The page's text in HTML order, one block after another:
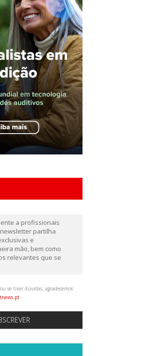
a profissionais
partilha
e
mão, bem como
relevantes que se
se tiver dúvidas, agradecemos